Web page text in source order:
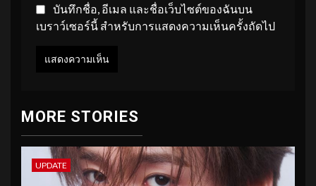
บันทึกชื่อ, อีเมล และชื่อเว็บไซต์ของฉันบน
เบราว์เซอร์นี้ สำหรับการแสดงความเห็นครั้งถัดไป
MORE STORIES
UPDATE